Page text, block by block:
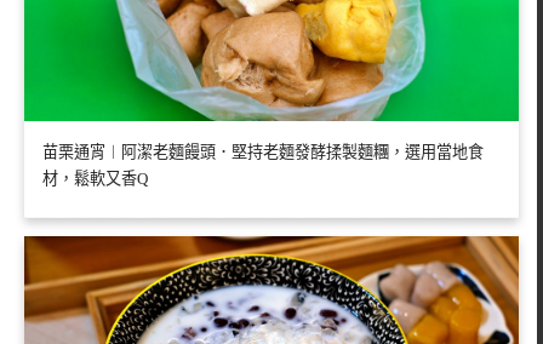
苗栗通宵︱阿潔老麵饅頭．堅持老麵發酵揉製麵糰，選用當地食
材，鬆軟又香Q